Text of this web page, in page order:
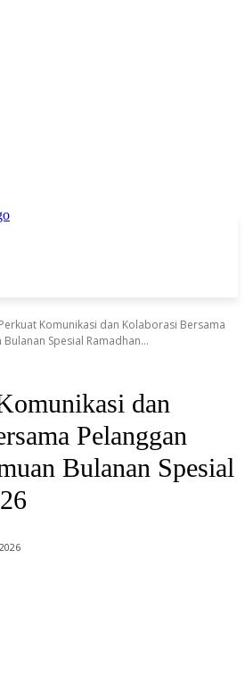
Komunikasi dan Kolaborasi Bersama
Spesial Ramadhan...
dan
Pelanggan
Bulanan Spesial